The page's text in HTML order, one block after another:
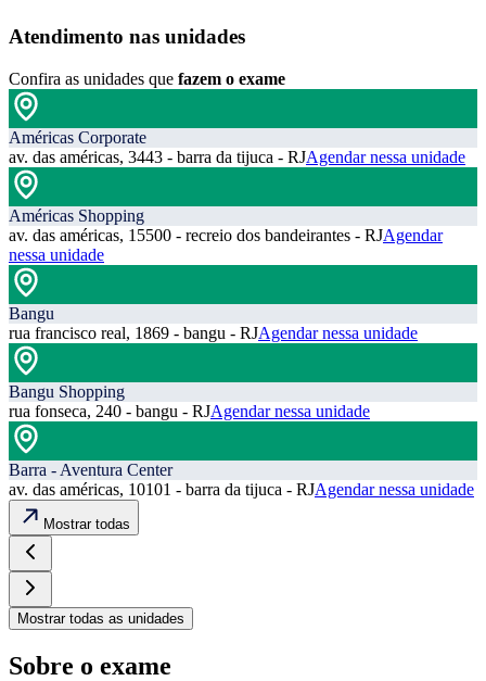
Atendimento nas unidades
Confira as unidades que fazem o exame
Américas Corporate
av. das américas, 3443 - barra da tijuca - RJAgendar nessa unidade
Américas Shopping
av. das américas, 15500 - recreio dos bandeirantes - RJAgendar
nessa unidade
Bangu
rua francisco real, 1869 - bangu - RJAgendar nessa unidade
Bangu Shopping
rua fonseca, 240 - bangu - RJAgendar nessa unidade
Barra - Aventura Center
av. das américas, 10101 - barra da tijuca - RJAgendar nessa unidade
Mostrar todas
Mostrar todas as unidades
Sobre o exame